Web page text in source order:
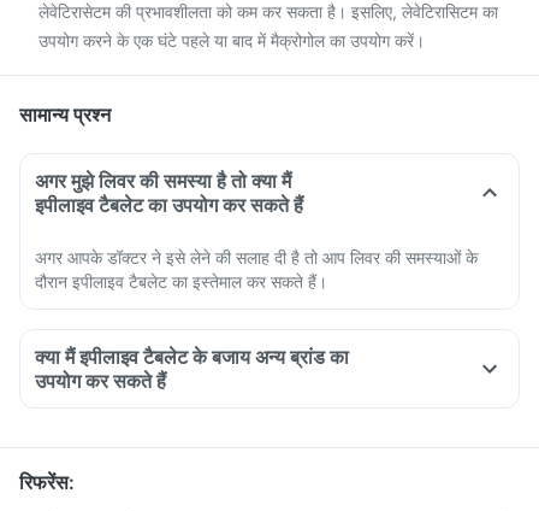
लेवेटिरासेटम की प्रभावशीलता को कम कर सकता है। इसलिए, लेवेटिरासिटम का
उपयोग करने के एक घंटे पहले या बाद में मैक्रोगोल का उपयोग करें।
सामान्य प्रश्न
अगर मुझे लिवर की समस्या है तो क्या मैं
इपीलाइव टैबलेट का उपयोग कर सकते हैं
अगर आपके डॉक्टर ने इसे लेने की सलाह दी है तो आप लिवर की समस्याओं के
दौरान इपीलाइव टैबलेट का इस्तेमाल कर सकते हैं।
क्या मैं इपीलाइव टैबलेट के बजाय अन्य ब्रांड का
उपयोग कर सकते हैं
रिफरेंस: